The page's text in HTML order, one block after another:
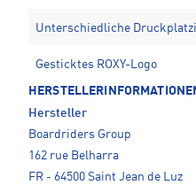
Unterschiedliche
Gesticktes ROXY-Logo
Hersteller
Boardriders Group
162 rue Belharra
FR - 64500 Saint Jean de Luz